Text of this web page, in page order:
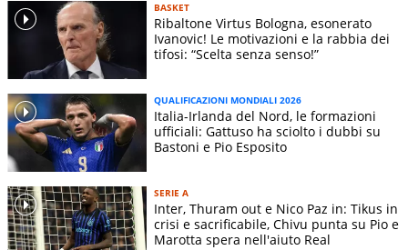
BASKET
Ribaltone Virtus Bologna, esonerato
Ivanovic! Le motivazioni e la rabbia dei
tifosi: “Scelta senza senso!”
QUALIFICAZIONI MONDIALI 2026
Italia-Irlanda del Nord, le formazioni
ufficiali: Gattuso ha sciolto i dubbi su
Bastoni e Pio Esposito
SERIE A
Inter, Thuram out e Nico Paz in: Tikus in
crisi e sacrificabile, Chivu punta su Pio e
Marotta spera nell'aiuto Real